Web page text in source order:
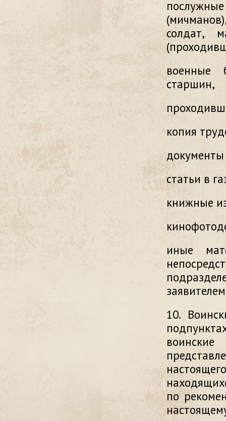
солдат,
военные
старшин,
копия
статьи в
книжные
иные
10.
по